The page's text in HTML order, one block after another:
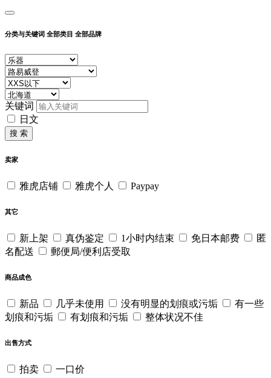
分类与关键词 全部类目 全部品牌
关键词
日文
搜 索
卖家
雅虎店铺 雅虎个人 Paypay
其它
新上架 真伪鉴定 1小时内结束 免日本邮费
匿
名配送
郵便局/便利店受取
商品成色
新品 几乎未使用 没有明显的划痕或污垢
有一些
划痕和污垢
有划痕和污垢 整体状况不佳
出售方式
拍卖 一口价